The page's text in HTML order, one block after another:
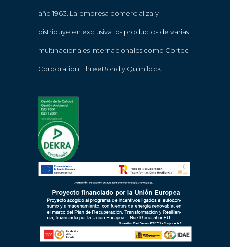
año 1963. La empresa comercializa y
distribuye en exclusiva los productos de varias
multinacionales internacionales como Cortec
Corporation, ThreeBond y Quimilock.